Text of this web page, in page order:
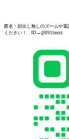
匿名・顔出し無しのズームや
ください！ ID→@091lmrrz